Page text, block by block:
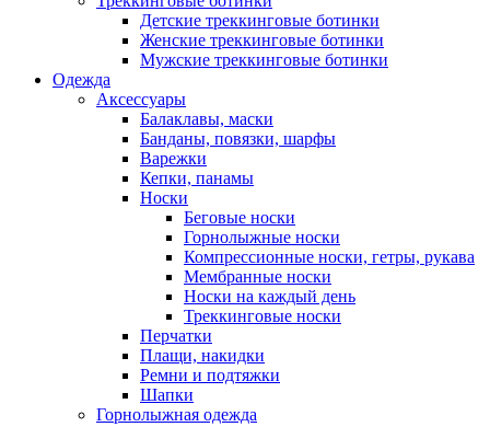
Детские треккинговые ботинки
Женские треккинговые ботинки
Мужские треккинговые ботинки
Одежда
Аксессуары
Балаклавы, маски
Банданы, повязки, шарфы
Варежки
Кепки, панамы
Носки
Беговые носки
Горнолыжные носки
Компрессионные носки, гетры, рукава
Мембранные носки
Носки на каждый день
Треккинговые носки
Перчатки
Плащи, накидки
Ремни и подтяжки
Шапки
Горнолыжная одежда